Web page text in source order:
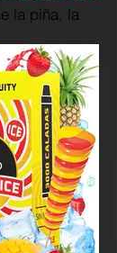
la piña, la
El sabor